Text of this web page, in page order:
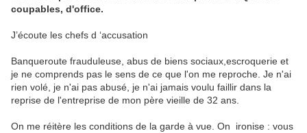
coupables, d'office.
J’écoute les chefs d ‘accusation
Banqueroute frauduleuse, abus de biens sociaux,escroquerie et
je ne comprends pas le sens de ce que l'on me reproche. Je n'ai
rien volé, je n'ai pas abusé, je n'ai jamais voulu faillir dans la
reprise de l'entreprise de mon père vieille de 32 ans.
On me réitère les conditions de la garde à vue. On ironise : vous